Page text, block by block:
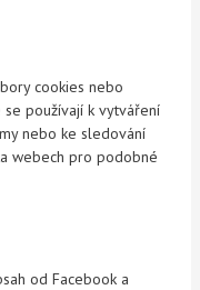
cookies nebo
používají k vytváření
nebo ke sledování
webech pro podobné
od Facebook a